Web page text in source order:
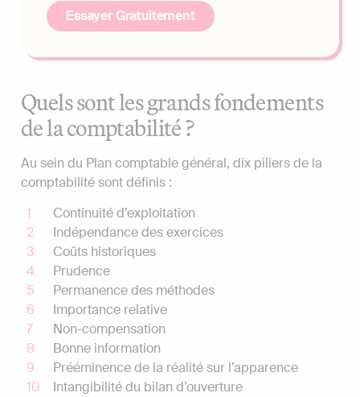
Essayer Gratuitement
Quels sont les grands fondements
de la comptabilité ?
Au sein du Plan comptable général, dix piliers de la
comptabilité sont définis :
Continuité d’exploitation
Indépendance des exercices
Coûts historiques
Prudence
Permanence des méthodes
Importance relative
Non-compensation
Bonne information
Prééminence de la réalité sur l’apparence
Intangibilité du bilan d’ouverture